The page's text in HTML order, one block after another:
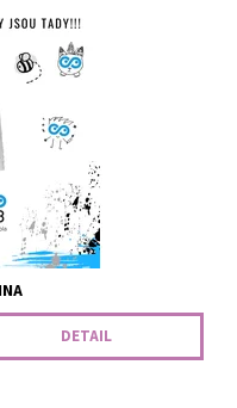
kapsou, s lehce
našeho ScioŠkolího
DETAIL